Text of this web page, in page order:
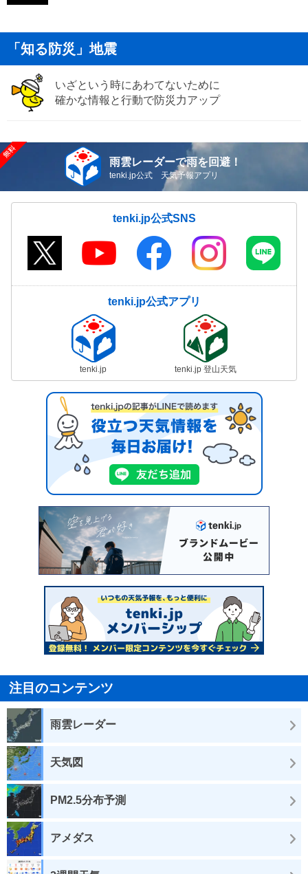
「知る防災」地震
いざという時にあわてないために
確かな情報と行動で防災力アップ
雨雲レーダーで雨を回避！
tenki.jp公式 天気予報アプリ
tenki.jp公式SNS
tenki.jp公式アプリ
tenki.jp tenki.jp 登山天気
注目のコンテンツ
雨雲レーダー
天気図
PM2.5分布予測
アメダス